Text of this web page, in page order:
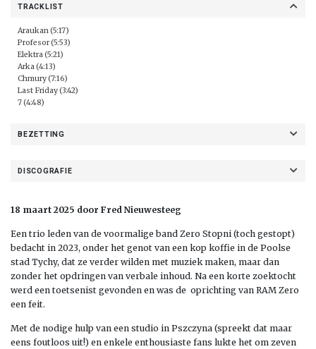
TRACKLIST
Araukan (5:17)
Profesor (5:53)
Elektra (5:21)
Arka (4:13)
Chmury (7:16)
Last Friday (3:42)
7 (4:48)
BEZETTING
DISCOGRAFIE
18 maart 2025 door Fred Nieuwesteeg
Een trio leden van de voormalige band Zero Stopni (toch gestopt)
bedacht in 2023, onder het genot van een kop koffie in de Poolse
stad Tychy, dat ze verder wilden met muziek maken, maar dan
zonder het opdringen van verbale inhoud. Na een korte zoektocht
werd een toetsenist gevonden en was de oprichting van RAM Zero
een feit.
Met de nodige hulp van een studio in Pszczyna (spreekt dat maar
eens foutloos uit!) en enkele enthousiaste fans lukte het om zeven